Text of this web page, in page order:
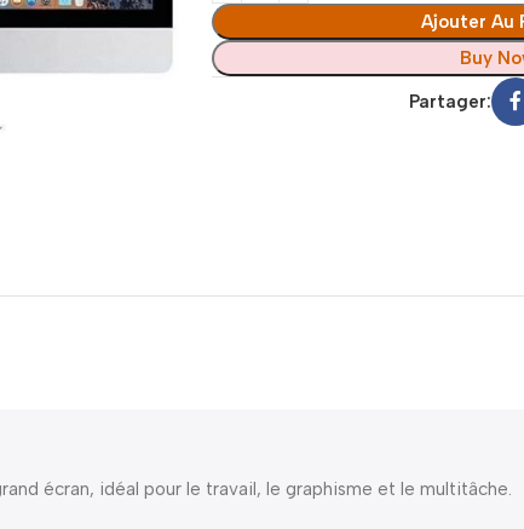
Ajouter Au
Buy
Partager:
écran, idéal pour le travail, le graphisme et le multitâche.